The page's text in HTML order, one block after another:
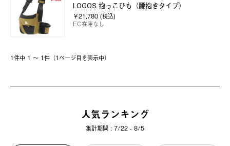
LOGOS 抱っこひも（腰抱きタイプ）
￥21,780 (税込)
EC在庫なし
1件中 1 〜 1件（1ページ⽬を表⽰中）
人気ランキング
集計期間 : 7/22 - 8/5